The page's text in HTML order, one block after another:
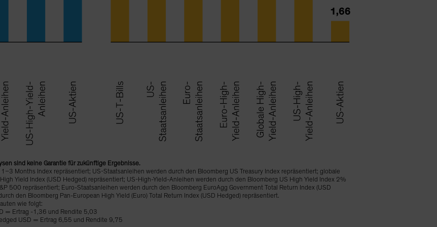
sind keine Garantie für zukünftige Ergebnisse.
Months Index repräsentiert; US-Staatsanleihen werden durch den Bloomberg US Treasury Index repräsentiert; globale
Yield Index (USD Hedged) repräsentiert; US-High-Yield-Anleihen werden durch den Bloomberg US High Yield Index 2%
500 repräsentiert; Euro-Staatsanleihen werden durch den Bloomberg EuroAgg Government Total Return Index (USD
den Bloomberg Pan-European High Yield (Euro) Total Return Index (USD Hedged) repräsentiert.
wie folgt:
= Ertrag -1,36 und Rendite 5,03
USD = Ertrag 6,55 und Rendite 9,75